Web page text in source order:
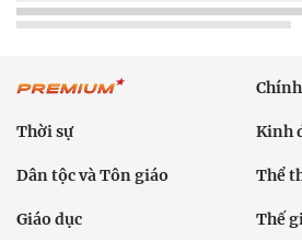
Thời sự Kinh
Dân tộc và Tôn giáo Thể
Giáo dục Thế